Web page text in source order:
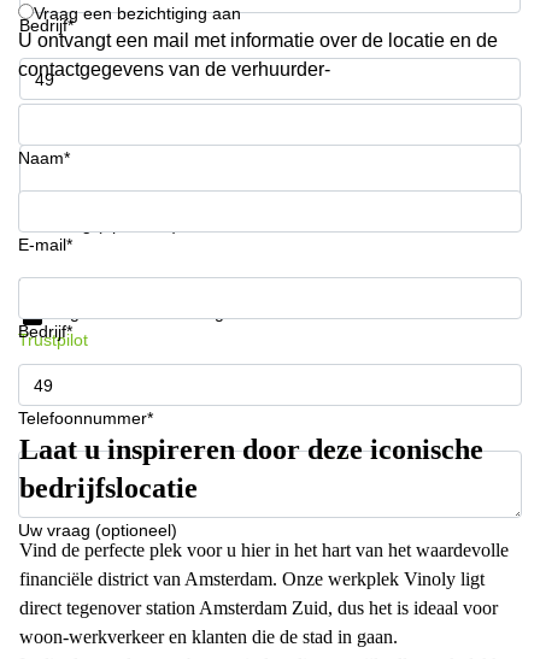
Coworking
space
Zwolle
Huren
Hengelo
Bedrijfsruimte
Nijmegen
Bedrijf*
Telefoonnummer*
Vraag een bezichtiging aan
U ontvangt een mail met informatie over de locatie en de
contactgegevens van de verhuurder-
Naam*
E-mail*
Bedrijf*
Telefoonnummer*
Uw vraag (optioneel)
Krijg informatie en prijzen
Trustpilot
Laat u inspireren door deze iconische
bedrijfslocatie
Vind de perfecte plek voor u hier in het hart van het waardevolle
financiële district van Amsterdam. Onze werkplek Vinoly ligt
direct tegenover station Amsterdam Zuid, dus het is ideaal voor
woon-werkverkeer en klanten die de stad in gaan.